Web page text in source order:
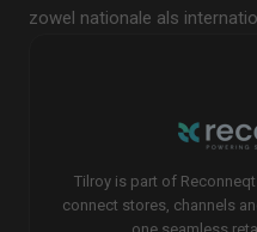
zowel nationale als
Tilroy is part of
connect stores, channels